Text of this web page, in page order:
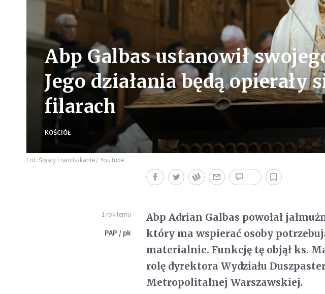
Abp Galbas ustanowił
Jego działania będą opierały
filarach
KOŚCIÓŁ
Fot. Śląscy Franciszkanie / YouTube
1 rok temu
PAP / pk
Abp Adrian Galbas powołał
który ma wspierać osoby
materialnie. Funkcję tę objął ks.
rolę dyrektora Wydziału
Metropolitalnej Warszawskiej.